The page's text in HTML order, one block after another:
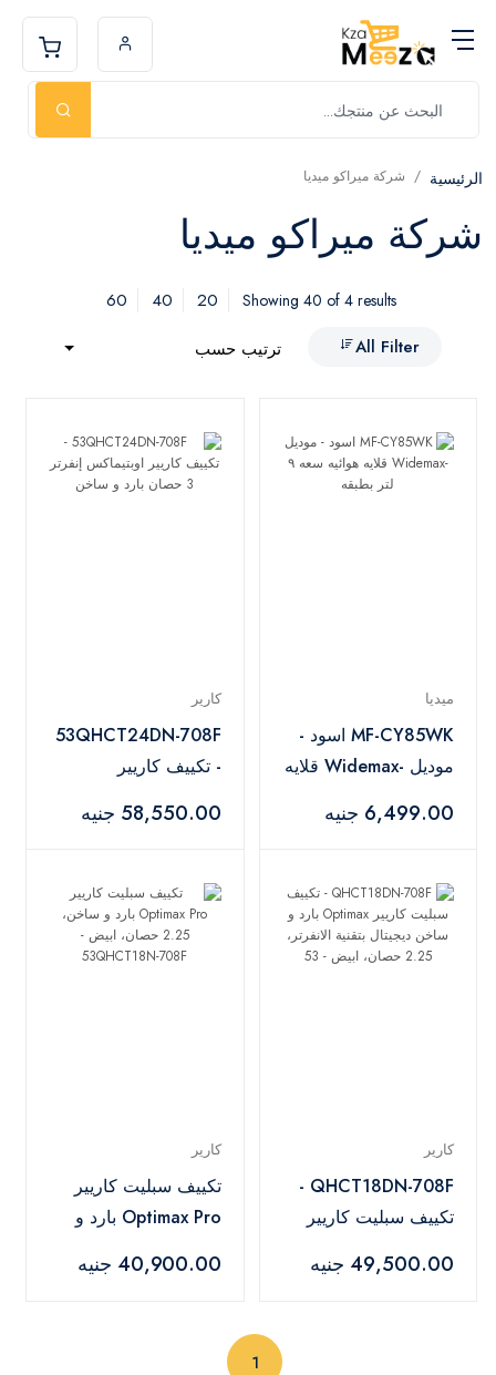
الرئيسية شركة ميراكو ميديا
شركة ميراكو ميديا
Showing 40 of 4 results
20
40
60
All Filter
ترتيب حسب
ميديا
MF-CY85WK اسود -
موديل -Widemax قلايه
6,499.00 جنيه
كارير
53QHCT24DN-708F
- تكييف كاريير
حصان بارد و ساخن
58,550.00 جنيه
كارير
QHCT18DN-708F -
تكييف سبليت كاريير
ديجيتال بتقنية الانفرتر،
49,500.00 جنيه
كارير
تكييف سبليت كاريير
Optimax Pro بارد و
40,900.00 جنيه
1